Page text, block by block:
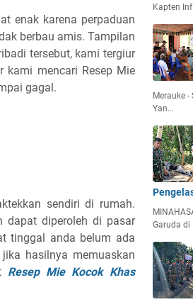
enak karena perpaduan
berbau amis. Tampilan
tersebut, kami tergiur
kami mencari Resep Mie
gagal.
sendiri di rumah.
dapat diperoleh di pasar
tinggal anda belum ada
hasilnya memuaskan
Resep Mie Kocok Khas
Kapten
Merauke
Yan…
Garuda di